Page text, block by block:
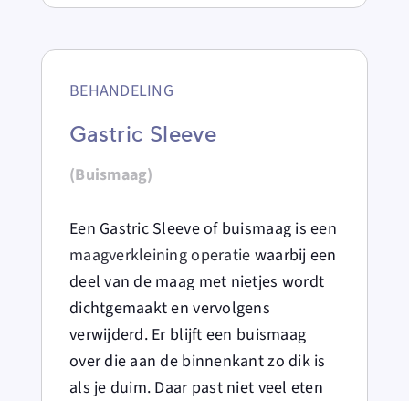
BEHANDELING
Gastric Sleeve
(Buismaag)
Een Gastric Sleeve of buismaag is een
maagverkleining operatie waarbij een
deel van de maag met nietjes wordt
dichtgemaakt en vervolgens
verwijderd. Er blijft een buismaag
over die aan de binnenkant zo dik is
als je duim. Daar past niet veel eten